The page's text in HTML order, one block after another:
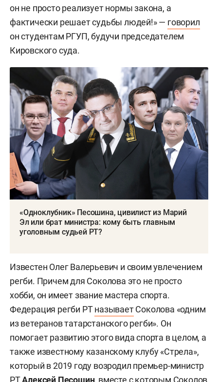
он не просто реализует нормы закона, а
фактически решает судьбы людей!» — говорил
он студентам РГУП, будучи председателем
Кировского суда.
«Одноклубник» Песошина, цивилист из Марий
Эл или брат министра: кому быть главным
уголовным судьей РТ?
Известен Олег Валерьевич и своим увлечением
регби. Причем для Соколова это не просто
хобби, он имеет звание мастера спорта.
Федерация регби РТназываетСоколова «одним
из ветеранов татарстанского регби». Он
помогает развитию этого вида спорта в целом, а
также известному казанскому клубу «Стрела»,
который в 2019 году возродил премьер-министр
РТАлексей Песошин, вместе с которым Соколов